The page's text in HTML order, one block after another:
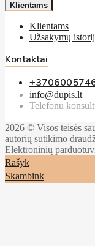
Klientams
Klientams
Užsakymų
Kontaktai
info@dupis.lt
Telefonu
2026 © Visos teisės
autorių sutikimo
Elektroninių
Rašyk
Skambink